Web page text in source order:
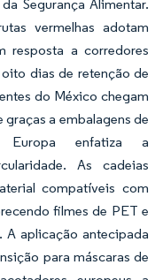
Segurança Alimentar.
vermelhas adotam
resposta a corredores
dias de retenção de
do México chegam
a embalagens de
Europa enfatiza a
As cadeias
compatíveis com
filmes de PET e
A aplicação antecipada
para máscaras de